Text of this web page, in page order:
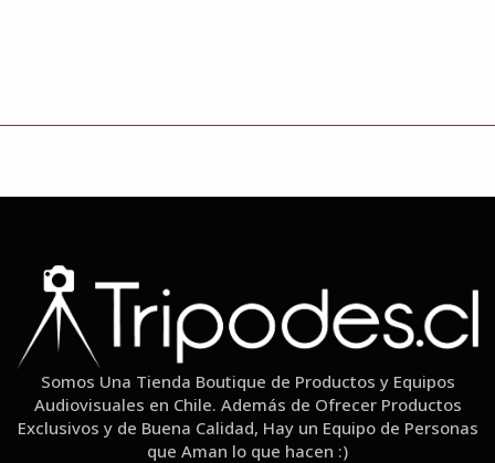
Somos Una Tienda Boutique de Productos y Equipos
Audiovisuales en Chile. Además de Ofrecer Productos
Exclusivos y de Buena Calidad, Hay un Equipo de Personas
que Aman lo que hacen :)